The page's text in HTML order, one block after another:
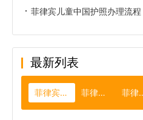
菲律宾儿童中国护照办理流
最新列表
菲律宾大使馆 菲律宾gdp 菲律